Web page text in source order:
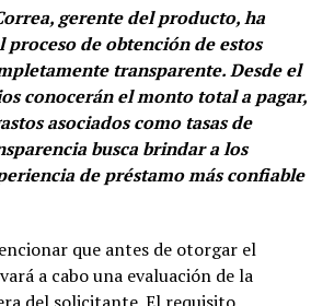
gerente del producto, ha
proceso de obtención de estos
transparente. Desde el
conocerán el monto total a pagar,
asociados como tasas de
busca brindar a los
de préstamo más confiable
que antes de otorgar el
a cabo una evaluación de la